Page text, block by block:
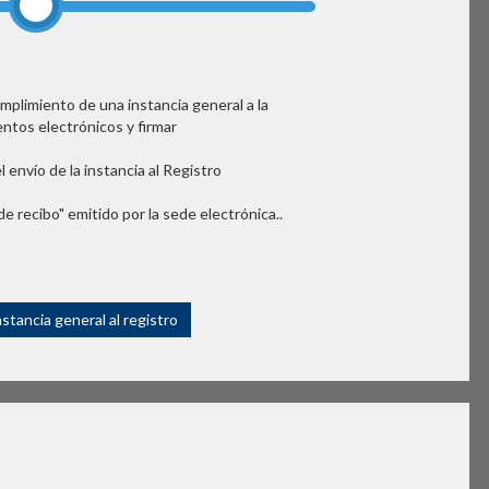
de una instancia general a la
electrónicos y firmar
de la instancia al Registro
recibo" emitido por la sede electrónica..
general al registro